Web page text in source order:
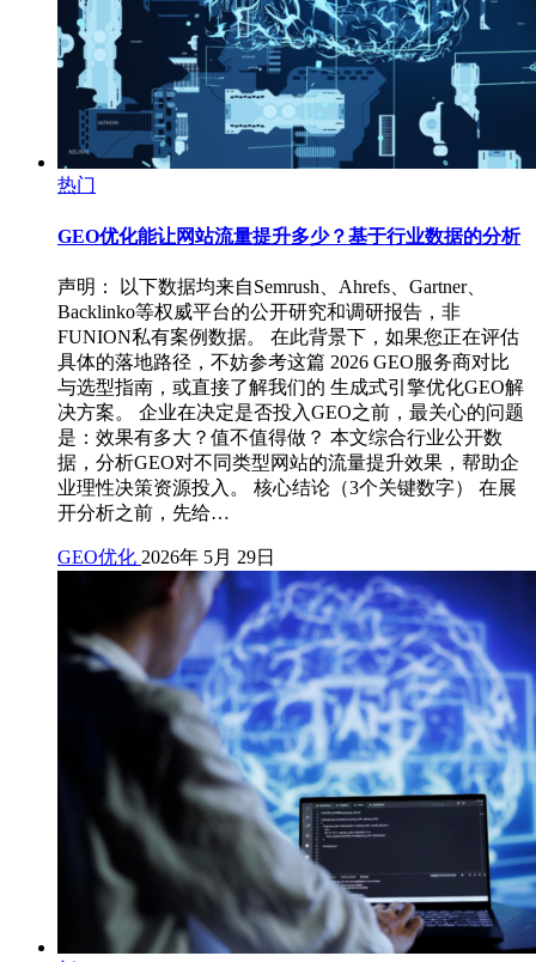
热门
GEO优化能让网站流量提升多少？基于行业数据的分析
声明： 以下数据均来自Semrush、Ahrefs、Gartner、
Backlinko等权威平台的公开研究和调研报告，非
FUNION私有案例数据。 在此背景下，如果您正在评估
具体的落地路径，不妨参考这篇 2026 GEO服务商对比
与选型指南，或直接了解我们的 生成式引擎优化GEO解
决方案。 企业在决定是否投入GEO之前，最关心的问题
是：效果有多大？值不值得做？ 本文综合行业公开数
据，分析GEO对不同类型网站的流量提升效果，帮助企
业理性决策资源投入。 核心结论（3个关键数字） 在展
开分析之前，先给…
GEO优化 2026年 5月 29日